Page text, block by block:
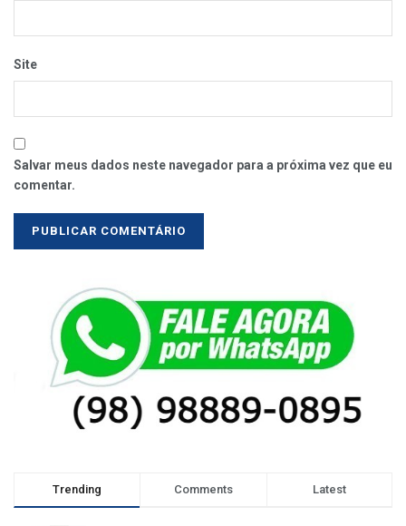
Site
Salvar meus dados neste navegador para a próxima vez que eu
comentar.
Trending Comments Latest